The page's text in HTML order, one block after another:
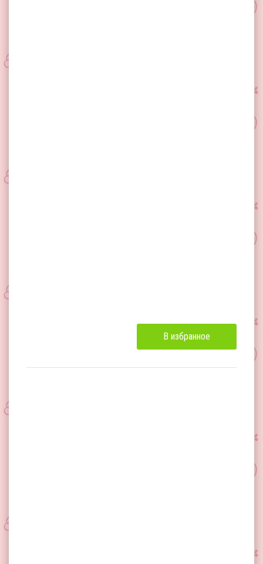
В избранное